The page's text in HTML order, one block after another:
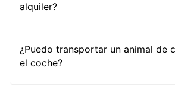
alquiler?
¿Puedo transportar un animal de
el coche?